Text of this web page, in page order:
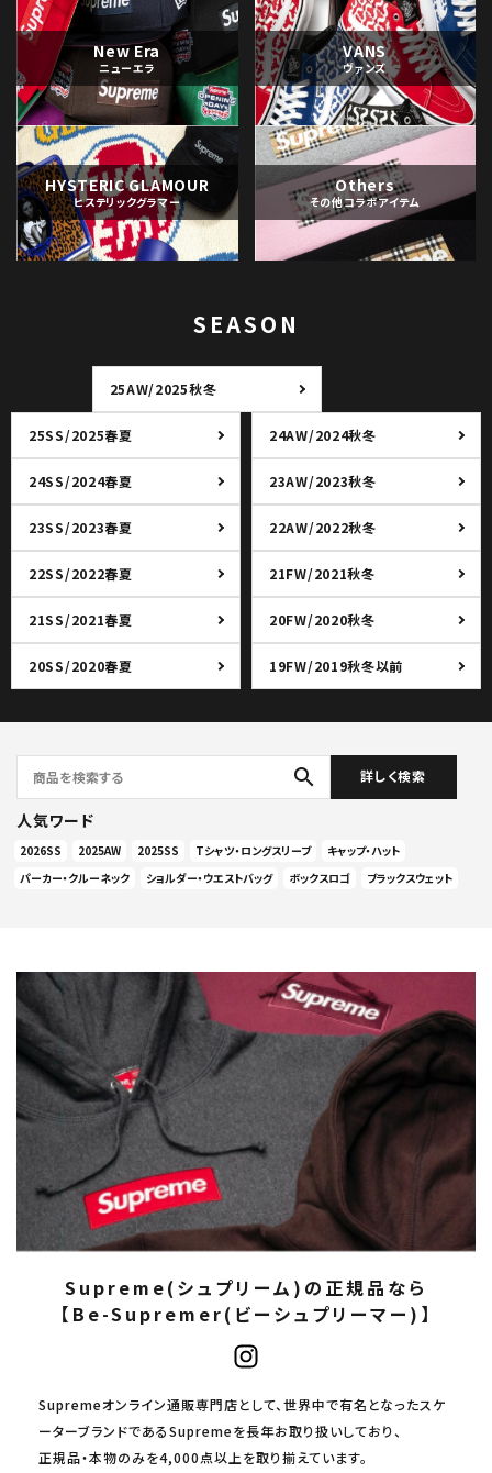
New Era
ニューエラ
VANS
ヴァンズ
HYSTERIC GLAMOUR
ヒステリックグラマー
Others
その他コラボアイテム
SEASON
25AW/2025秋冬
25SS/2025春夏 24AW/2024秋冬
24SS/2024春夏 23AW/2023秋冬
23SS/2023春夏 22AW/2022秋冬
22SS/2022春夏 21FW/2021秋冬
21SS/2021春夏 20FW/2020秋冬
20SS/2020春夏 19FW/2019秋冬以前
search 詳しく検索
人気ワード
2026SS 2025AW 2025SS Tシャツ・ロングスリーブ
キャップ・ハット
パーカー・クルーネック
ショルダー・ウエストバッグ ボックスロゴ ブラックスウェット
Supreme(シュプリーム)の正規品なら
【Be-Supremer(ビーシュプリーマー)】
Supremeオンライン通販専門店として、世界中で有名となったスケ
ーターブランドであるSupremeを長年お取り扱いしており、
正規品・本物のみを4,000点以上を取り揃えています。